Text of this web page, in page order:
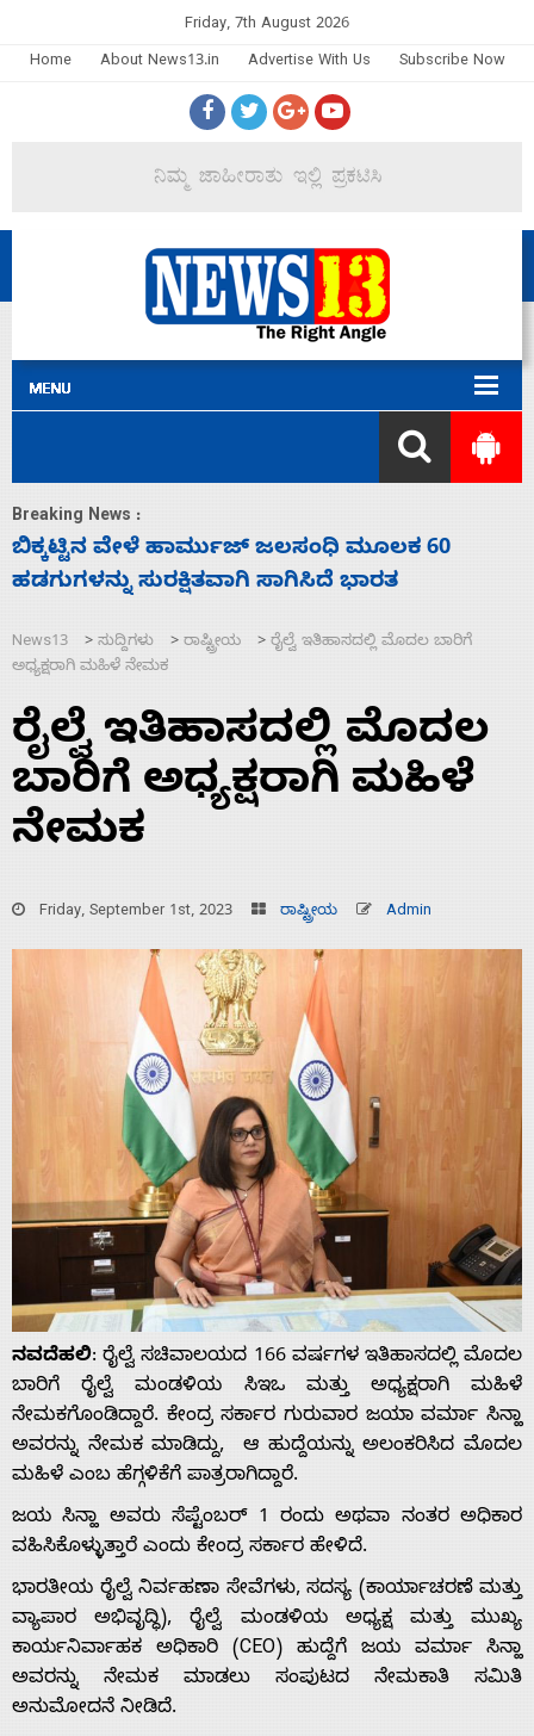
Friday, 7th August 2026
Home
About News13.in Advertise With Us Subscribe Now
Breaking News :
ನಾಗೇಂದ್ರ ರಾಜೀನಾಮೆ ಕೊಡದಿದ್ದರೆ ಸದನ ನಡೆಸಲು
ಬಿಡೆವು: ಛಲವಾದಿ ನಾರಾಯಣಸ್ವಾಮಿ
News13 > ಸುದ್ದಿಗಳು > ರಾಷ್ಟ್ರೀಯ > ರೈಲ್ವೆ ಇತಿಹಾಸದಲ್ಲಿ ಮೊದಲ ಬಾರಿಗೆ
ಅಧ್ಯಕ್ಷರಾಗಿ ಮಹಿಳೆ ನೇಮಕ
ರೈಲ್ವೆ ಇತಿಹಾಸದಲ್ಲಿ ಮೊದಲ
ಬಾರಿಗೆ ಅಧ್ಯಕ್ಷರಾಗಿ ಮಹಿಳೆ
ನೇಮಕ
Friday, September 1st, 2023 ರಾಷ್ಟ್ರೀಯ Admin
ನವದೆಹಲಿ: ರೈಲ್ವೆ ಸಚಿವಾಲಯದ 166 ವರ್ಷಗಳ ಇತಿಹಾಸದಲ್ಲಿ ಮೊದಲ
ಬಾರಿಗೆ ರೈಲ್ವೆ ಮಂಡಳಿಯ ಸಿಇಒ ಮತ್ತು ಅಧ್ಯಕ್ಷರಾಗಿ ಮಹಿಳೆ
ನೇಮಕಗೊಂಡಿದ್ದಾರೆ. ಕೇಂದ್ರ ಸರ್ಕಾರ ಗುರುವಾರ ಜಯಾ ವರ್ಮಾ ಸಿನ್ಹಾ
ಅವರನ್ನು ನೇಮಕ ಮಾಡಿದ್ದು, ಆ ಹುದ್ದೆಯನ್ನು ಅಲಂಕರಿಸಿದ ಮೊದಲ
ಮಹಿಳೆ ಎಂಬ ಹೆಗ್ಗಳಿಕೆಗೆ ಪಾತ್ರರಾಗಿದ್ದಾರೆ.
ಜಯ ಸಿನ್ಹಾ ಅವರು ಸೆಪ್ಟೆಂಬರ್ 1 ರಂದು ಅಥವಾ ನಂತರ ಅಧಿಕಾರ
ವಹಿಸಿಕೊಳ್ಳುತ್ತಾರೆ ಎಂದು ಕೇಂದ್ರ ಸರ್ಕಾರ ಹೇಳಿದೆ.
ಭಾರತೀಯ ರೈಲ್ವೆ ನಿರ್ವಹಣಾ ಸೇವೆಗಳು, ಸದಸ್ಯ (ಕಾರ್ಯಾಚರಣೆ ಮತ್ತು
ವ್ಯಾಪಾರ ಅಭಿವೃದ್ಧಿ), ರೈಲ್ವೆ ಮಂಡಳಿಯ ಅಧ್ಯಕ್ಷ ಮತ್ತು ಮುಖ್ಯ
ಕಾರ್ಯನಿರ್ವಾಹಕ ಅಧಿಕಾರಿ (CEO) ಹುದ್ದೆಗೆ ಜಯ ವರ್ಮಾ ಸಿನ್ಹಾ
ಅವರನ್ನು ನೇಮಕ ಮಾಡಲು ಸಂಪುಟದ ನೇಮಕಾತಿ ಸಮಿತಿ
ಅನುಮೋದನೆ ನೀಡಿದೆ.